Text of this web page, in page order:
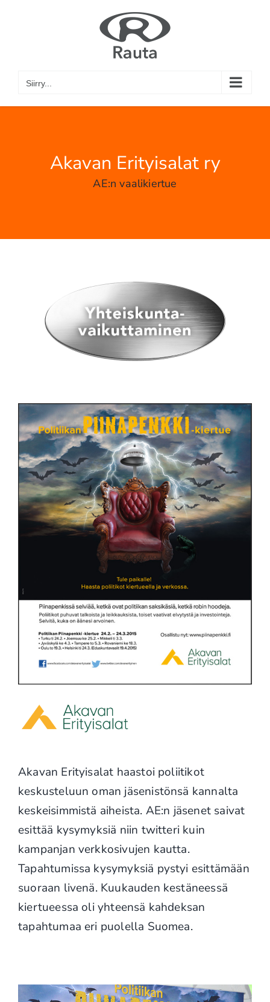
Siirry...
Akavan Erityisalat ry
AE:n vaalikiertue
Akavan Erityisalat haastoi poliitikot
keskusteluun oman jäsenistönsä kannalta
keskeisimmistä aiheista. AE:n jäsenet saivat
esittää kysymyksiä niin twitteri kuin
kampanjan verkkosivujen kautta.
Tapahtumissa kysymyksiä pystyi esittämään
suoraan livenä. Kuukauden kestäneessä
kiertueessa oli yhteensä kahdeksan
tapahtumaa eri puolella Suomea.